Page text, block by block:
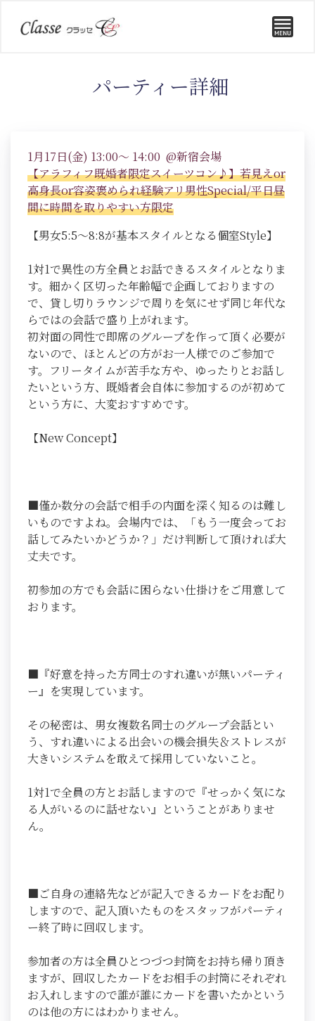
パーティー詳細
1月17日(金) 13:00～ 14:00 @新宿会場
【アラフィフ既婚者限定スイーツコン♪】若見えor
高身長or容姿褒められ経験アリ男性Special/平日昼
間に時間を取りやすい方限定
【男女5:5～8:8が基本スタイルとなる個室Style】
1対1で異性の方全員とお話できるスタイルとなりま
す。細かく区切った年齢幅で企画しておりますの
で、貸し切りラウンジで周りを気にせず同じ年代な
らではの会話で盛り上がれます。
初対面の同性で即席のグループを作って頂く必要が
ないので、ほとんどの方がお一人様でのご参加で
す。フリータイムが苦手な方や、ゆったりとお話し
たいという方、既婚者会自体に参加するのが初めて
という方に、大変おすすめです。
【New Concept】
■僅か数分の会話で相手の内面を深く知るのは難し
いものですよね。会場内では、「もう一度会ってお
話してみたいかどうか？」だけ判断して頂ければ大
丈夫です。
初参加の方でも会話に困らない仕掛けをご用意して
おります。
■『好意を持った方同士のすれ違いが無いパーティ
ー』を実現しています。
その秘密は、男女複数名同士のグループ会話とい
う、すれ違いによる出会いの機会損失＆ストレスが
大きいシステムを敢えて採用していないこと。
1対1で全員の方とお話しますので『せっかく気にな
る人がいるのに話せない』ということがありませ
ん。
■ご自身の連絡先などが記入できるカードをお配り
しますので、記入頂いたものをスタッフがパーティ
ー終了時に回収します。
参加者の方は全員ひとつづつ封筒をお持ち帰り頂き
ますが、回収したカードをお相手の封筒にそれぞれ
お入れしますので誰が誰にカードを書いたかという
のは他の方にはわかりません。